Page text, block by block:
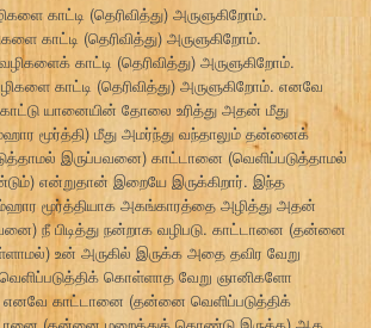
காட்டி (தெரிவித்து) அருளுகிறோம்.
காட்டி (தெரிவித்து) அருளுகிறோம்.
காட்டி (தெரிவித்து) அருளுகிறோம்.
காட்டி (தெரிவித்து) அருளுகிறோம். எனவே
யானையின் தோலை உரித்து அதன் மீது
மூர்த்தி) மீது அமர்ந்து வந்தாலும் தன்னைக்
இருப்பவனை) காட்டானை (வெளிப்படுத்தாமல்
என்றுதான் இறையே இருக்கிறார். இந்த
மூர்த்தியாக அகங்காரத்தை அழித்து அதன்
நீ பிடித்து நன்றாக வழிபடு. காட்டானை (தன்னை
உன் அருகில் இருக்க அதை தவிர வேறு
கொள்ளாத வேறு ஞானிகளோ
எனவே காட்டானை (தன்னை வெளிப்படுத்திக்